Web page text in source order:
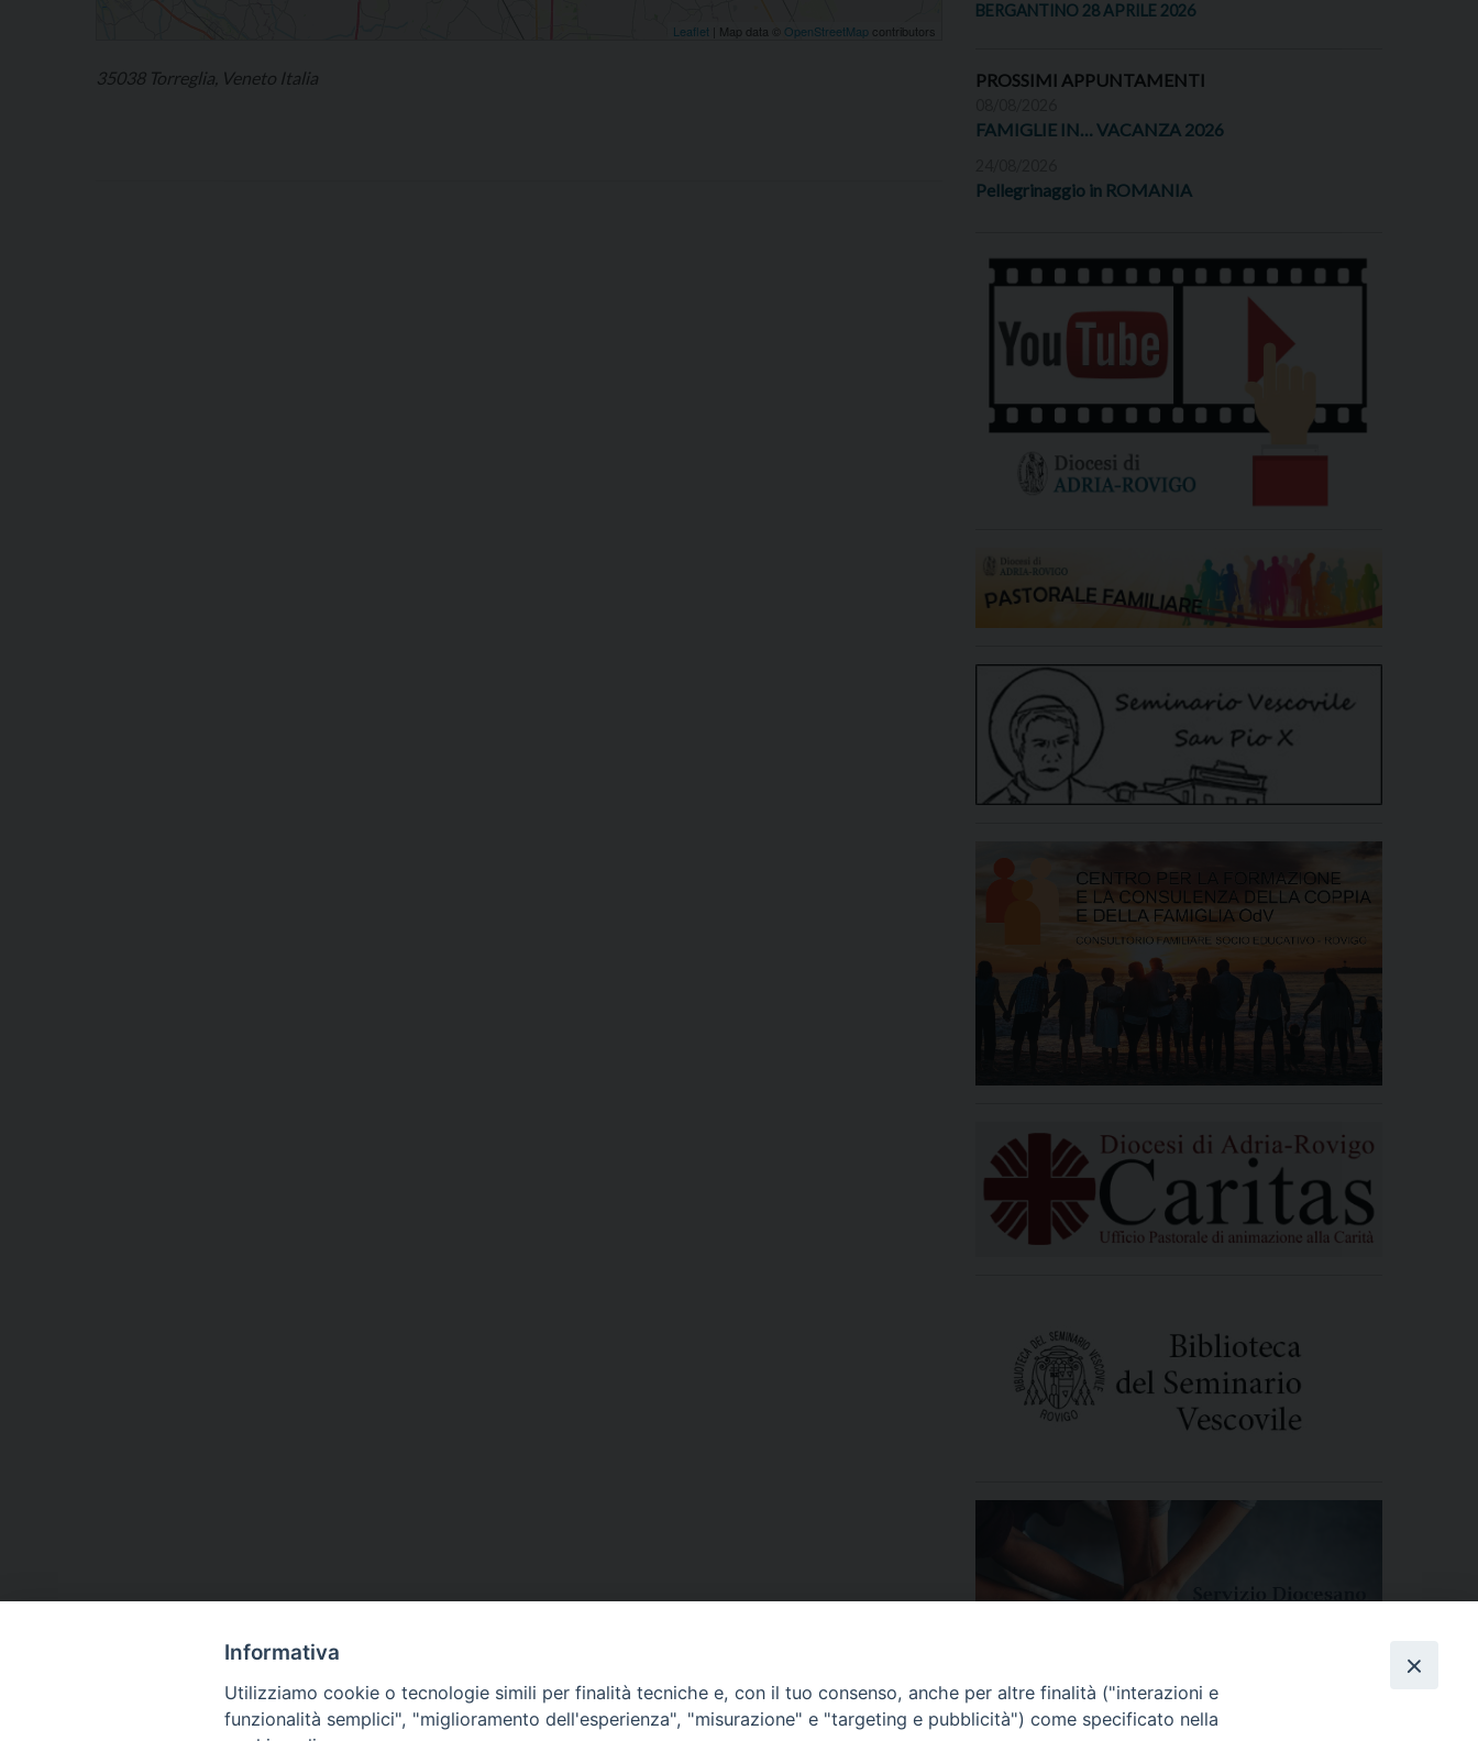
Leaflet | Map data © OpenStreetMap contributors
35038 Torreglia, Veneto Italia
BERGANTINO 28 APRILE 2026
PROSSIMI APPUNTAMENTI
FAMIGLIE IN… VACANZA 2026
Pellegrinaggio in ROMANIA
Informativa
Utilizziamo cookie o tecnologie simili per finalità tecniche e, con il tuo consenso, anche per altre finalità ("interazioni e
funzionalità semplici", "miglioramento dell'esperienza", "misurazione" e "targeting e pubblicità") come specificato nella